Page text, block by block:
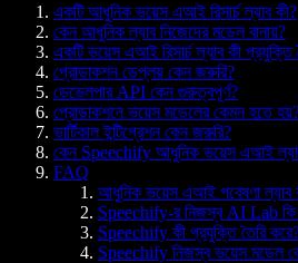
একটি আধুনিক ভয়েস এআই রিসার্চ ল্যাব কী?
কেন আধুনিক ল্যাব নিজেদের মডেল বানায়?
একটি ভয়েস এআই রিসার্চ ল্যাব কী প্রযুক্তি
প্রোডাকশন ডেপ্লয় কেন জরুরি?
ডেভেলপার API কেন গুরুত্বপূর্ণ?
প্রোডাকশনে ভয়েস মডেলের কেমন হতে
ভার্টিকাল ইন্টিগ্রেশন কেন জরুরি?
কেন Speechify আধুনিক ভয়েস এআই
FAQ
আধুনিক ভয়েস এআই গবেষণা ল্যাব
Speechify-র নিজস্ব AI Lab
Speechify কী প্রযুক্তি তৈরি
Speechify নিজস্ব ভয়েস মডেল